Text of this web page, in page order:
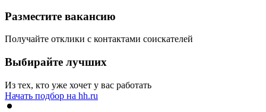
Разместите вакансию
Получайте отклики с контактами соискателей
Выбирайте лучших
Из тех, кто уже хочет у вас работать
Начать подбор на hh.ru